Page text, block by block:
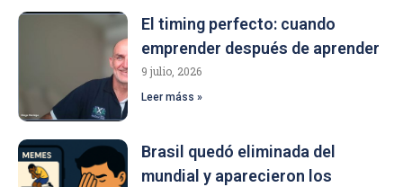
El timing perfecto: cuando
emprender después de aprender
9 julio, 2026
Leer máss »
Brasil quedó eliminada del
mundial y aparecieron los